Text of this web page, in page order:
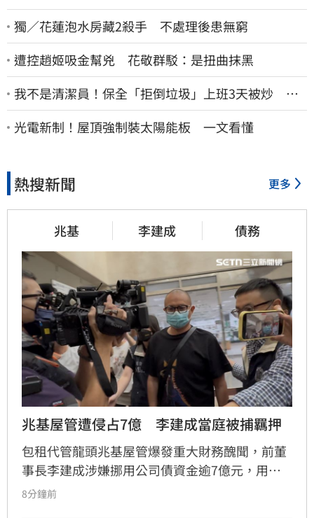
獨／花蓮泡水房藏2殺手 不處理後患無窮
遭控趙姬吸金幫兇 花敬群駁：是扭曲抹黑
我不是清潔員！保全「拒倒垃圾」上班3天被炒 找
法院討公道結果出爐
光電新制！屋頂強制裝太陽能板 一文看懂
熱搜新聞 更多
兆基 李建成 債務
兆基屋管遭侵占7億　李建成當庭被捕羈押
包租代管龍頭兆基屋管爆發重大財務醜聞，前董
事長李建成涉嫌挪用公司債資金逾7億元，用於
個人私用及支付前妻生活費，遭檢方依背信、侵
8分鐘前